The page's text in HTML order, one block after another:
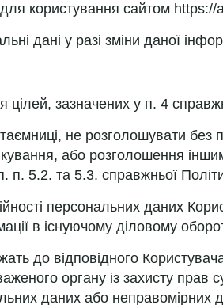
користування сайтом
дані у разі зміни даної
зазначених у п. 4
не розголошувати
або розголошення
5.2. та 5.3. справжньої
персональних даних
в існуючому діловому
до відповідного
органу із захисту прав
даних або неправомірних